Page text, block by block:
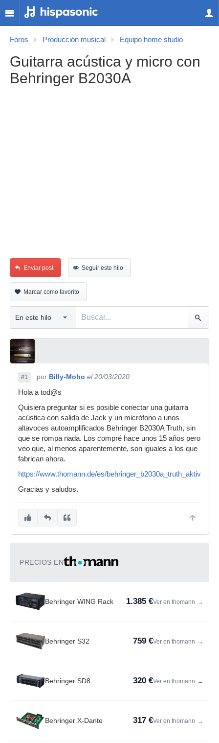
Foros Producción musical Equipo home studio
Guitarra acústica y micro con
Behringer B2030A
Enviar post Seguir este hilo
Marcar como favorito
#1 por Billy-Moho el 20/03/2020
Hola a tod@s
Quisiera preguntar si es posible conectar una guitarra
acústica con salida de Jack y un micrófono a unos
altavoces autoamplificados Behringer B2030A Truth, sin
que se rompa nada. Los compré hace unos 15 años pero
veo que, al menos aparentemente, son iguales a los que
fabrican ahora.
https://www.thomann.de/es/
Gracias y saludos.
PRECIOS EN
Behringer WING Rack 1.385 €Ver en thomann →
Behringer S32 759 €Ver en thomann →
Behringer SD8 320 €Ver en thomann →
Behringer X-Dante 317 €Ver en thomann →